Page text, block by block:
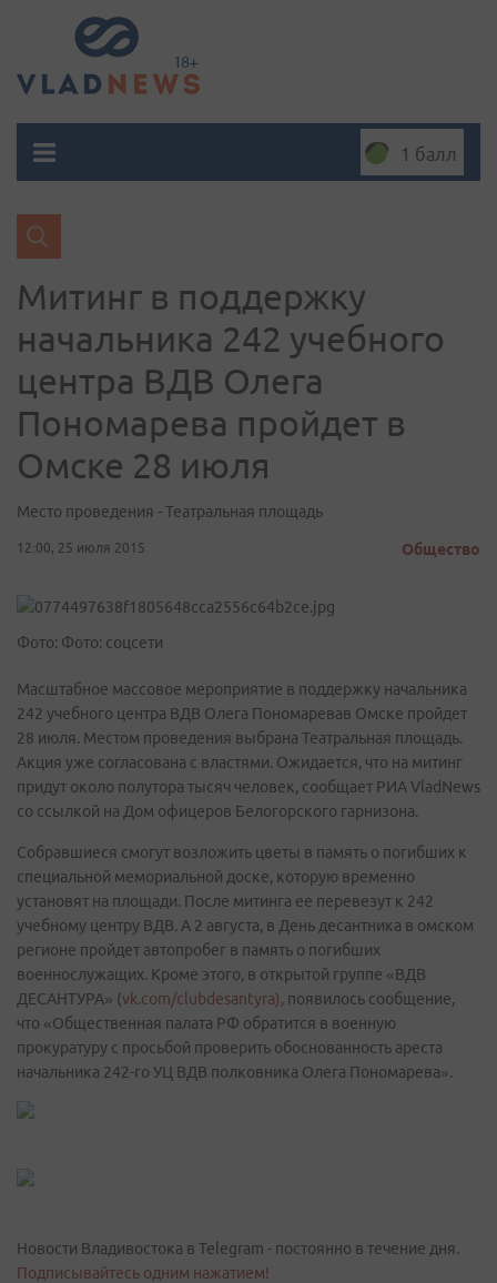
1 балл
Митинг в поддержку
начальника 242 учебного
центра ВДВ Олега
Пономарева пройдет в
Омске 28 июля
Место проведения - Театральная площадь
12:00, 25 июля 2015 Общество
Фото: Фото: соцсети
Масштабное массовое мероприятие в поддержку начальника
242 учебного центра ВДВ Олега Пономаревав Омске пройдет
28 июля. Местом проведения выбрана Театральная площадь.
Акция уже согласована с властями. Ожидается, что на митинг
придут около полутора тысяч человек, сообщает РИА VladNews
со ссылкой на Дом офицеров Белогорского гарнизона.
Собравшиеся смогут возложить цветы в память о погибших к
специальной мемориальной доске, которую временно
установят на площади. После митинга ее перевезут к 242
учебному центру ВДВ. А 2 августа, в День десантника в омском
регионе пройдет автопробег в память о погибших
военнослужащих. Кроме этого, в открытой группе «ВДВ
ДЕСАНТУРА» (vk.com/clubdesantyra), появилось сообщение,
что «Общественная палата РФ обратится в военную
прокуратуру с просьбой проверить обоснованность ареста
начальника 242-го УЦ ВДВ полковника Олега Пономарева».
Новости Владивостока в Telegram - постоянно в течение дня.
Подписывайтесь одним нажатием!